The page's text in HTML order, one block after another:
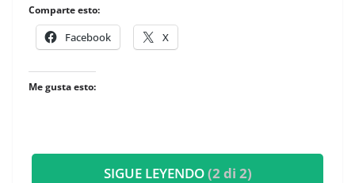
Comparte esto:
Facebook X
Me gusta esto:
SIGUE LEYENDO(2 di 2)